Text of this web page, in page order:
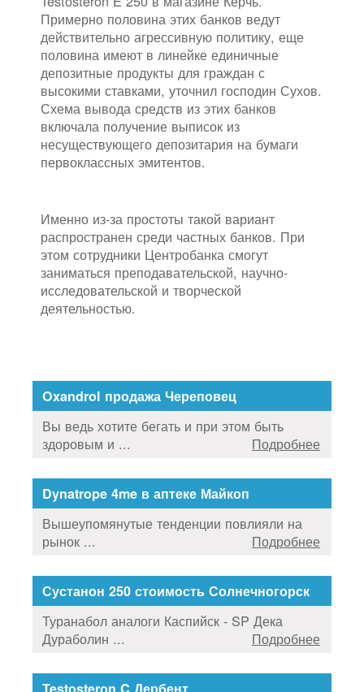
Примерно половина этих банков ведут
действительно агрессивную политику, еще
половина имеют в линейке единичные
депозитные продукты для граждан с
высокими ставками, уточнил господин Сухов.
Схема вывода средств из этих банков
включала получение выписок из
несуществующего депозитария на бумаги
первоклассных эмитентов.
Именно из-за простоты такой вариант
распространен среди частных банков. При
этом сотрудники Центробанка смогут
заниматься преподавательской, научно-
исследовательской и творческой
деятельностью.
Oxandrol продажа Череповец
Вы ведь хотите бегать и при этом быть
здоровым и ...
Подробнее
Dynatrope 4me в аптеке Майкоп
Вышеупомянутые тенденции повлияли на
рынок ...
Подробнее
Сустанон 250 стоимость Солнечногорск
Туранабол аналоги Каспийск - SP Дека
Дураболин ...
Подробнее
Testosteron C Дербент